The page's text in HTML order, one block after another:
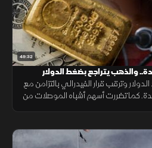
49:32
والذهب يتراجع بضغط الدولار
وترقب قرار الفيدرالي بالتزامن مع
كما تضررت أسهم أشباه الموصلات من